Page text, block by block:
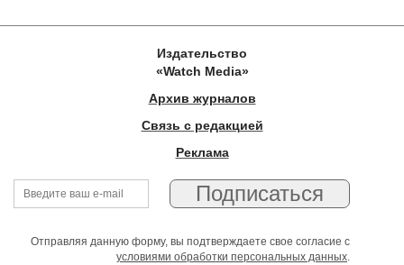
Издательство
«Watch Media»
Архив журналов
Связь с редакцией
Реклама
Отправляя данную форму, вы подтверждаете свое согласие с
условиями обработки персональных данных.